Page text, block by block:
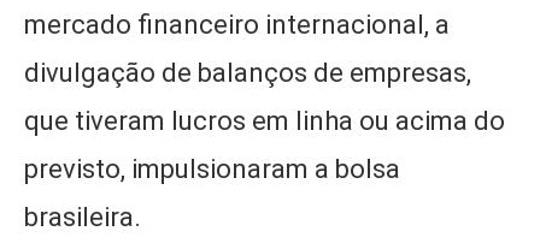
mercado financeiro internacional, a
divulgação de balanços de empresas,
que tiveram lucros em linha ou acima do
previsto, impulsionaram a bolsa
brasileira.